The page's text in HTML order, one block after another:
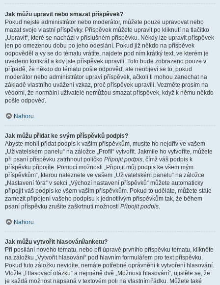
Jak můžu upravit nebo smazat příspěvek?
Pokud nejste administrátor nebo moderátor, můžete pouze upravovat nebo
mazat svoje vlastní příspěvky. Příspěvek můžete upravit po kliknutí na tlačítko
„Upravit“, které se nachází v příslušném příspěvku. Někdy lze upravit příspěvek
jen po omezenou dobu po jeho odeslání. Pokud již někdo na příspěvek
odpověděl a vy se do tématu vrátíte, najdete pod ním krátký text, ve kterém je
uvedeno kolikrát a kdy jste příspěvek upravili. Toto bude zobrazeno pouze v
případě, že někdo do tématu pošle odpověď, ale neobjeví se to, pokud
moderátor nebo administrátor upraví příspěvek, ačkoli ti mohou zanechat na
základě vlastního uvážení vzkaz, proč příspěvek upravili. Vezměte prosím na
vědomí, že normální uživatelé nemůžou smazat příspěvek, když k němu někdo
pošle odpověď.
Nahoru
Jak můžu přidat ke svým příspěvků podpis?
Abyste mohli přidat podpis k vašim příspěvkům, musíte ho nejdřív ve vašem
„Uživatelském panelu“ na záložce „Profil“ vytvořit. Jakmile ho vytvoříte, můžete
při psaní příspěvku zatrhnout políčko Připojit podpis, čímž váš podpis k
příspěvku připojíte. Pomocí možnosti „Připojit můj podpis ke všem mým
příspěvkům“, kterou naleznete ve vašem „Uživatelském panelu“ na záložce
„Nastavení fóra“ v sekci „Výchozí nastavení příspěvků“ můžete automaticky
připojit váš podpis ke všem vašim příspěvkům. Pokud to uděláte, můžete stále
zamezit připojení vašeho podpisu k jednotlivým příspěvkům tak, že během
psaní příspěvku zrušíte zaškrtnutí možnosti Připojit podpis.
Nahoru
Jak můžu vytvořit hlasování/anketu?
Při posílání nového tématu, nebo při úpravě prvního příspěvku tématu, klikněte
na záložku „Vytvořit hlasování“ pod hlavním formulářem pro text příspěvku.
Pokud tuto záložku nevidíte, nemáte potřebné oprávnění k vytvoření hlasování.
Vložte „Hlasovací otázku“ a nejméně dvě „Možnosti hlasování“, ujistěte se, že
je každá možnost napsaná v textovém poli na vlastním řádku. Můžete také